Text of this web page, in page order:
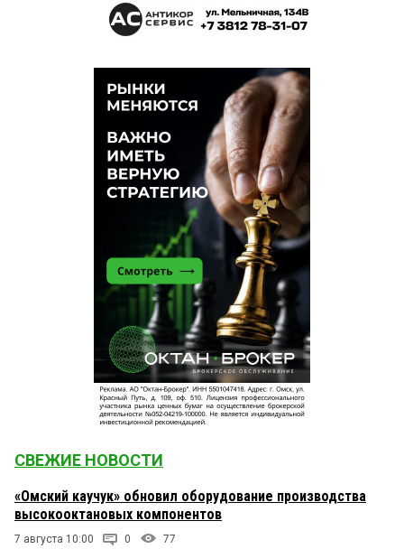
СВЕЖИЕ НОВОСТИ
«Омский каучук» обновил оборудование производства
высокооктановых компонентов
7 августа 10:00 0 77